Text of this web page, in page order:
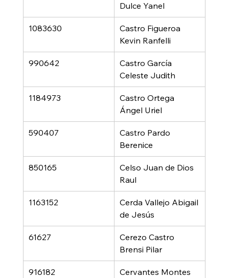
Dulce Yanel
1083630
Castro Figueroa
Kevin Ranfelli
990642
Castro García
Celeste Judith
1184973
Castro Ortega
Ángel Uriel
590407
Castro Pardo
Berenice
850165
Celso Juan de Dios
Raul
1163152
Cerda Vallejo Abigail
de Jesús
61627
Cerezo Castro
Brensi Pilar
916182
Cervantes Montes